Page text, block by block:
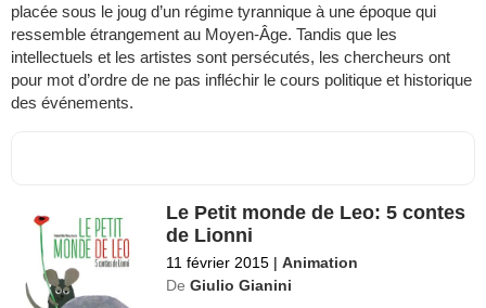
placée sous le joug d’un régime tyrannique à une époque qui
ressemble étrangement au Moyen-Âge. Tandis que les
intellectuels et les artistes sont persécutés, les chercheurs ont
pour mot d’ordre de ne pas infléchir le cours politique et historique
des événements.
Le Petit monde de Leo: 5 contes
de Lionni
11 février 2015 | Animation
De Giulio Gianini